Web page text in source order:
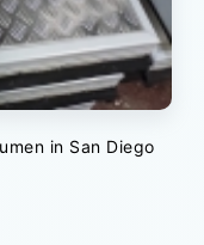
in San Diego